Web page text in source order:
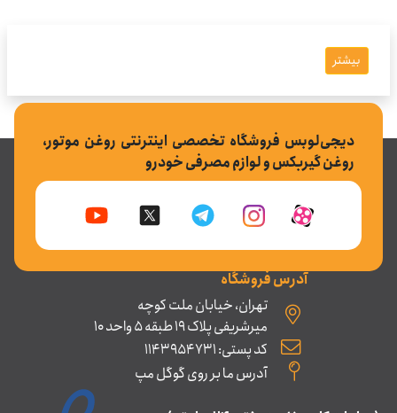
بیشتر
دیجی‌لوبس فروشگاه تخصصی اینترنتی روغن موتور،
روغن گیربکس و لوازم مصرفی خودرو
آدرس فروشگاه
تهران، خیابان ملت کوچه
میرشریفی پلاک 19 طبقه 5 واحد 10
کد پستی: 1143954731
آدرس ما بر روی گوگل مپ